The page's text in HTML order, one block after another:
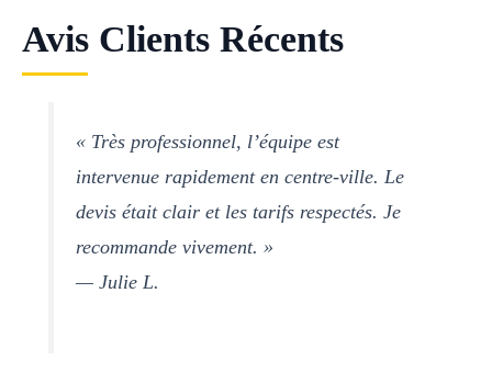
Avis Clients Récents
« Très professionnel, l’équipe est
intervenue rapidement en centre-ville. Le
devis était clair et les tarifs respectés. Je
recommande vivement. »
— Julie L.